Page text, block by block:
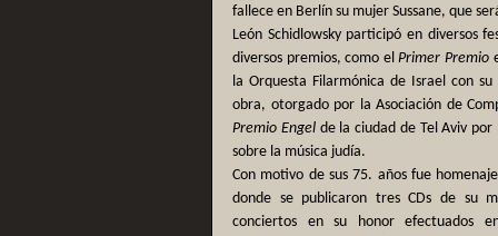
fallece en Berlín su mujer Sussane, que
León Schidlowsky participó en diversos
diversos premios, como elPrimer Premio
la Orquesta Filarmónica de Israel con
obra, otorgado por la Asociación de
Premio Engelde la ciudad de Tel Aviv por
sobre la música judía.
Con motivo de sus 75. años fue
donde se publicaron tres CDs de su
conciertos en su honor efectuados